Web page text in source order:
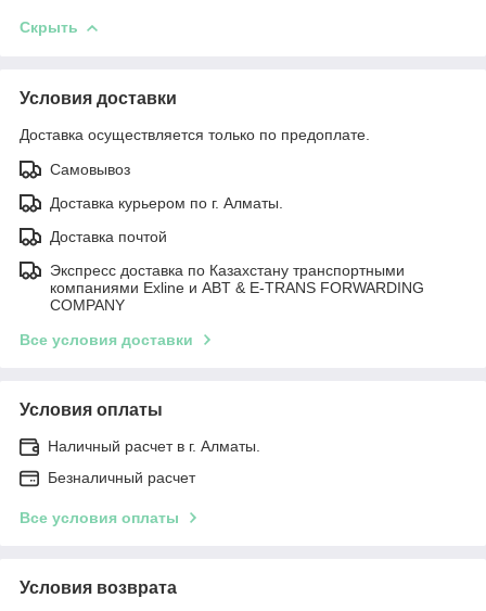
Скрыть
Условия доставки
Доставка осуществляется только по предоплате.
Самовывоз
Доставка курьером по г. Алматы.
Доставка почтой
Экспресс доставка по Казахстану транспортными
компаниями Exline и ABT & E-TRANS FORWARDING
COMPANY
Все условия доставки
Условия оплаты
Наличный расчет в г. Алматы.
Безналичный расчет
Все условия оплаты
Условия возврата